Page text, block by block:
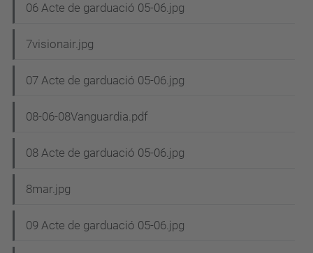
06 Acte de garduació 05-06.jpg
7visionair.jpg
07 Acte de garduació 05-06.jpg
08-06-08Vanguardia.pdf
08 Acte de garduació 05-06.jpg
8mar.jpg
09 Acte de garduació 05-06.jpg